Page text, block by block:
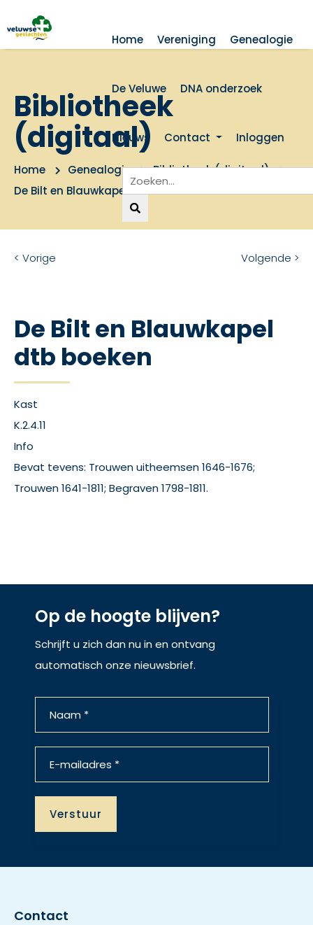
Home Vereniging Genealogie
De Veluwe DNA onderzoek
Nieuws Contact Inloggen
Bibliotheek
(digitaal)
Home Genealogie
Bibliotheek (digitaal)
De Bilt en Blauwkapel dtb boeken
< Vorige Volgende >
De Bilt en Blauwkapel
dtb boeken
Kast
K.2.4.11
Info
Bevat tevens: Trouwen uitheemsen 1646-1676;
Trouwen 1641-1811; Begraven 1798-1811.
Op de hoogte blijven?
Schrijft u zich dan nu in en ontvang
automatisch onze nieuwsbrief.
Contact